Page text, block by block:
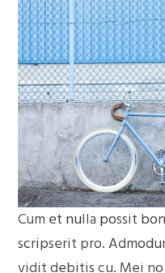
Cum et nulla possit
scripserit pro.
vidit debitis cu. Mei